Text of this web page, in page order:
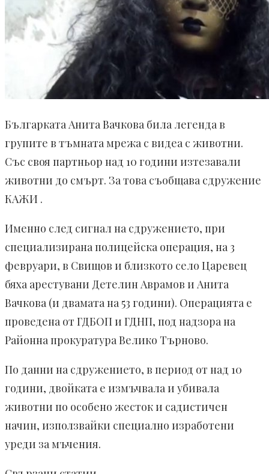
Българката Анита Вачкова била легенда в
групите в тъмната мрежа с видеа с животни.
Със своя партньор над 10 години изтезавали
животни до смърт. За това съобщава сдружение
КАЖИ .
Именно след сигнал на сдружението, при
специализирана полицейска операция, на 3
февруари, в Свищов и близкото село Царевец
бяха арестувани Детелин Аврамов и Анита
Вачкова (и двамата на 53 години). Операцията е
проведена от ГДБОП и ГДНП, под надзора на
Районна прокуратура Велико Търново.
По данни на сдружението, в период от над 10
години, двойката е измъчвала и убивала
животни по особено жесток и садистичен
начин, използвайки специално изработени
уреди за мъчения.